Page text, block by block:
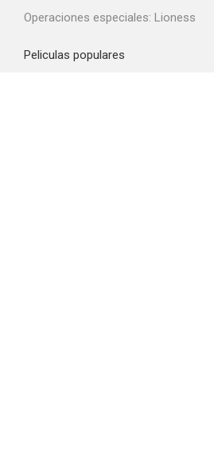
Operaciones especiales: Lioness
Peliculas populares